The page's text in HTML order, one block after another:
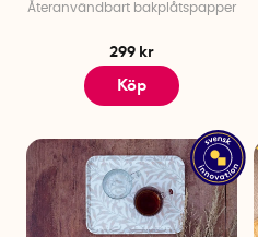
Återanvändbart bakplåtspapper
299 kr
Köp